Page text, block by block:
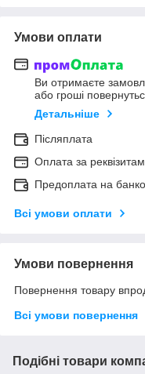
Умови оплати
Ви отримаєте
або гроші
Детальніше
Післяплата
Оплата за
Предоплата на
Всі умови оплати
Умови повернення
Повернення товару
Всі умови повернення
Подібні товари